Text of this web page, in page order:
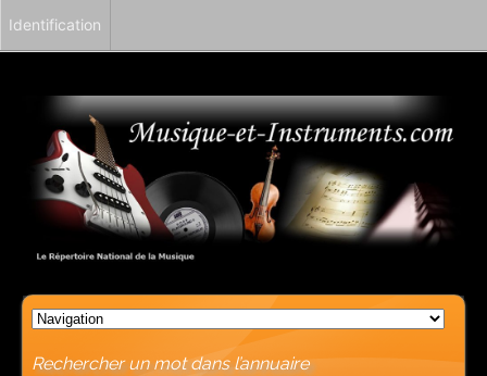
Rechercher un mot dans l’annuaire
Identification